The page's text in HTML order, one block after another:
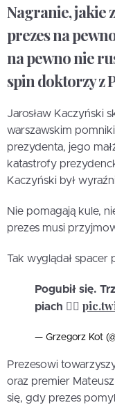
Nagranie, jakie
prezes na
na pewno nie
spin doktorzy z
Jarosław Kaczyński
warszawskim
prezydenta, jego
katastrofy
Kaczyński był
Nie pomagają kule,
prezes musi
Tak wyglądał spacer
Pogubił się.
piach 🤦‍♂️
— Grzegorz Kot
Prezesowi
oraz premier
się, gdy prezes